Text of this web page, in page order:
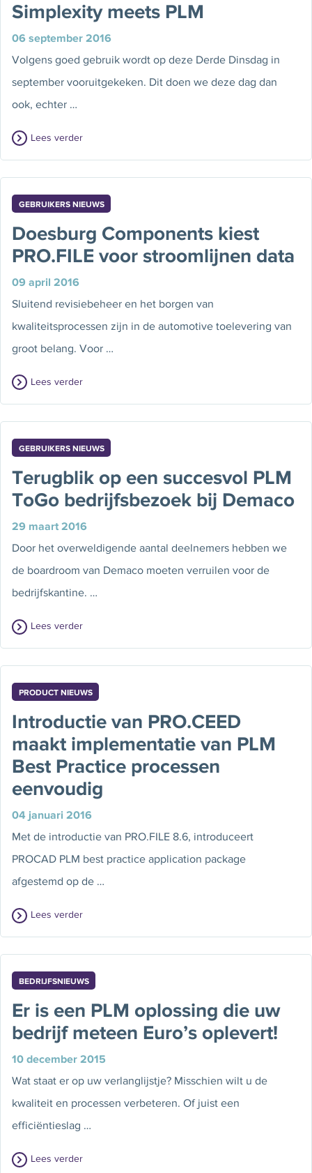
Simplexity meets PLM
06 september 2016
Volgens goed gebruik wordt op deze Derde Dinsdag in
september vooruitgekeken. Dit doen we deze dag dan
ook, echter …
Lees verder
GEBRUIKERS NIEUWS
Doesburg Components kiest
PRO.FILE voor stroomlijnen data
09 april 2016
Sluitend revisiebeheer en het borgen van
kwaliteitsprocessen zijn in de automotive toelevering van
groot belang. Voor …
Lees verder
GEBRUIKERS NIEUWS
Terugblik op een succesvol PLM
ToGo bedrijfsbezoek bij Demaco
29 maart 2016
Door het overweldigende aantal deelnemers hebben we
de boardroom van Demaco moeten verruilen voor de
bedrijfskantine. …
Lees verder
PRODUCT NIEUWS
Introductie van PRO.CEED
maakt implementatie van PLM
Best Practice processen
eenvoudig
04 januari 2016
Met de introductie van PRO.FILE 8.6, introduceert
PROCAD PLM best practice application package
afgestemd op de …
Lees verder
BEDRIJFSNIEUWS
Er is een PLM oplossing die uw
bedrijf meteen Euro’s oplevert!
10 december 2015
Wat staat er op uw verlanglijstje? Misschien wilt u de
kwaliteit en processen verbeteren. Of juist een
efficiëntieslag …
Lees verder